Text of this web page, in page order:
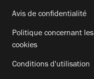
Avis de confidentialité
Politique concernant les
cookies
Conditions d'utilisation